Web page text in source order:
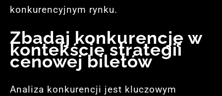
konkurencyjnym rynku.
Zbadaj konkurencję w
kontekście strategii
cenowej biletów
Analiza konkurencji jest kluczowym